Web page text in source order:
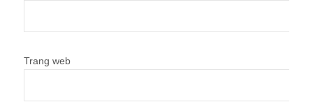
Trang web